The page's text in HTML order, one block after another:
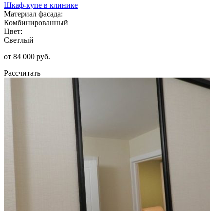
Шкаф-купе в клинике
Материал фасада:
Комбинированный
Цвет:
Светлый
от 84 000 руб.
Рассчитать